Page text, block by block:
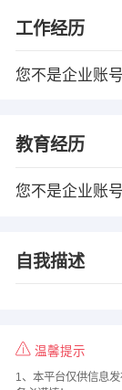
工作经历
您不是企业账
教育经历
您不是企业账
自我描述
温馨提示
1、本平台仅供信息